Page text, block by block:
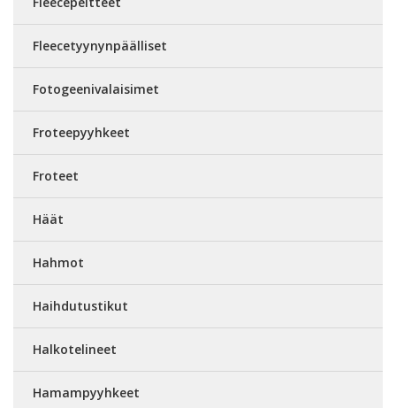
Fleecetyynynpäälliset
Fotogeenivalaisimet
Froteepyyhkeet
Froteet
Häät
Hahmot
Haihdutustikut
Halkotelineet
Hamampyyhkeet